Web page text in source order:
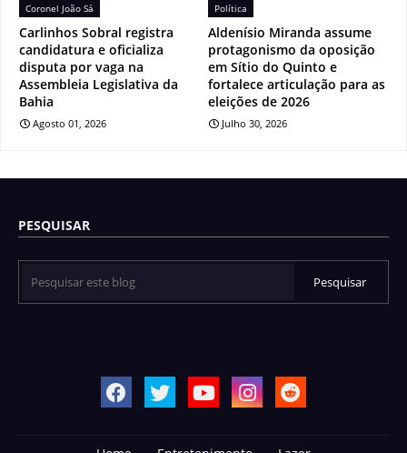
Coronel João Sá
Carlinhos Sobral registra
candidatura e oficializa
disputa por vaga na
Assembleia Legislativa da
Bahia
Agosto 01, 2026
Política
Aldenísio Miranda assume
protagonismo da oposição
em Sítio do Quinto e
fortalece articulação para as
eleições de 2026
Julho 30, 2026
PESQUISAR